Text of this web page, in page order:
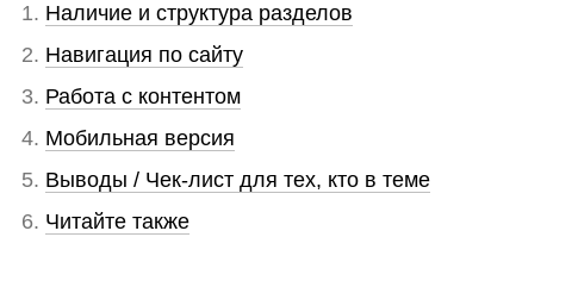
Наличие и структура разделов
Навигация по сайту
Работа с контентом
Мобильная версия
Выводы / Чек-лист для тех, кто в теме
Читайте также